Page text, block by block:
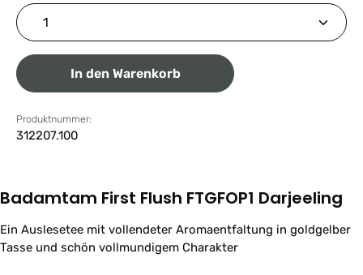
Produkt Anzahl: Gib den gewünschten Wert ein
In den Warenkorb
Produktnummer:
312207.100
Badamtam First Flush FTGFOP1 Darjeeling
Ein Auslesetee mit vollendeter Aromaentfaltung in goldgelber
Tasse und schön vollmundigem Charakter